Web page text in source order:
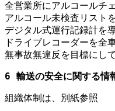
全営業所にアルコールチ
アルコール未検査リスト
デジタル式運行記録計を
ドライブレコーダーを全
無事故無違反を目標にし
6 輸送の安全に関する情
組織体制は、別紙参照